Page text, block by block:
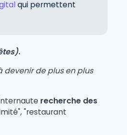
qui permettent
.
devenir de plus en plus
recherche des
"restaurant